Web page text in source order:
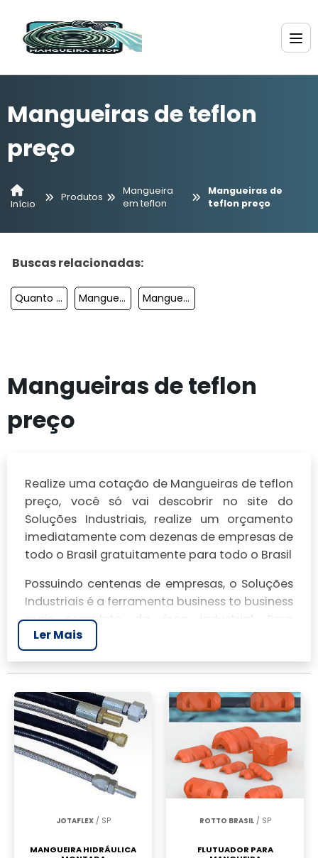
Mangueiras de teflon
preço
Início
Produtos
Mangueira
em teflon
Mangueiras de
teflon preço
Buscas relacionadas:
Quanto Custa Mangueira De Polietileno Mangueira Pvc 1 Polegada Mangueira De Gotejamento Para Milho
Mangueiras de teflon
preço
Realize uma cotação de Mangueiras de teflon
preço, você só vai descobrir no site do
Soluções Industriais, realize um orçamento
imediatamente com dezenas de empresas de
todo o Brasil gratuitamente para todo o Brasil
Possuindo centenas de empresas, o Soluções
Industriais é a ferramenta business to business
mais completo da área industrial. Para
realizar um orçamento de Mangueiras de
teflon preço, clique em um ou mais dos
anuciantes a seguir:
Ler Mais
JOTAFLEX/ SP
MANGUEIRA HIDRÁULICA
ROTTO BRASIL/ SP
FLUTUADOR PARA